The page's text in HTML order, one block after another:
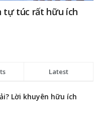
tự túc rất hữu ích
Latest
Lời khuyên hữu ích